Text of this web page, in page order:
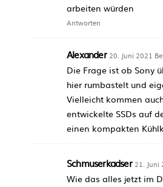
arbeiten würden
Antworten
Alexander 20. Juni 2021
Die Frage ist ob Sony
hier rumbastelt und
Vielleicht kommen
entwickelte SSDs auf
einen kompakten
Schmuserkadser 21. Juni
Wie das alles jetzt im